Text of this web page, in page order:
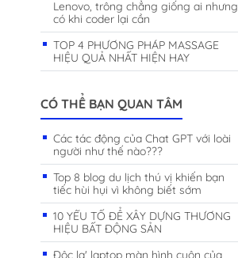
thông minh
Khác
Lenovo, trông chẳng giống ai nhưng
có khi coder lại cần
TOP 4 PHƯƠNG PHÁP MASSAGE
HIỆU QUẢ NHẤT HIỆN HAY
CÓ THỂ BẠN QUAN TÂM
Các tác động của Chat GPT với loài
người như thế nào???
Top 8 blog du lịch thú vị khiến bạn
tiếc hùi hụi vì không biết sớm
10 YẾU TỐ ĐỂ XÂY DỰNG THƯƠNG
HIỆU BẤT ĐỘNG SẢN
Độc lạ' laptop màn hình cuộn của